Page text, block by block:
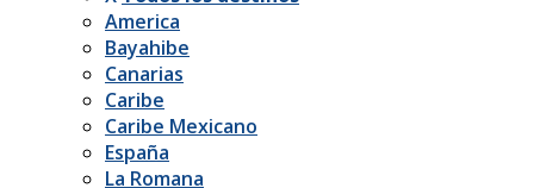
America
Bayahibe
Canarias
Caribe
Caribe Mexicano
España
La Romana